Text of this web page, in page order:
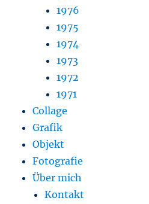
1976
1975
1974
1973
1972
1971
Collage
Grafik
Objekt
Fotografie
Über mich
Kontakt